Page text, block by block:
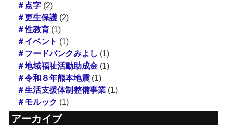
＃点字(2)
＃更生保護(2)
＃性教育(1)
＃イベント (1)
＃フードバンクみよし (1)
＃地域福祉活動助成金(1)
＃令和８年熊本地震(1)
＃生活支援体制整備事業(1)
＃モルック (1)
アーカイブ